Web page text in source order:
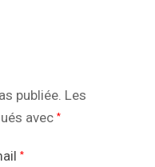
publiée. Les
avec*
*